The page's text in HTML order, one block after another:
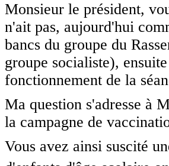
Monsieur le président,
n'ait pas, aujourd'hui
bancs du groupe du
groupe socialiste),
fonctionnement de la
Ma question s'adresse à
la campagne de
Vous avez ainsi suscité